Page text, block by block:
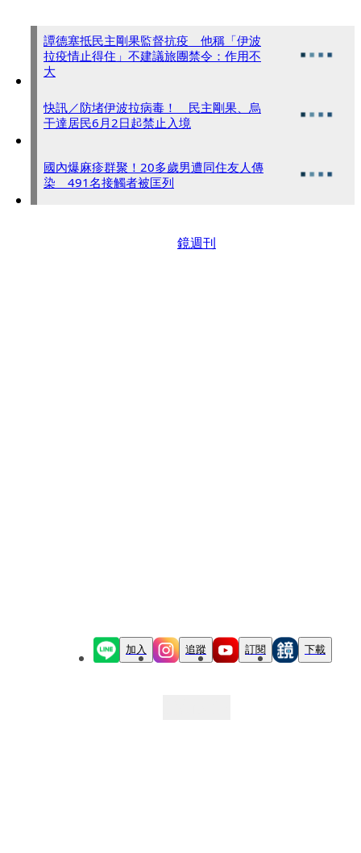
譚德塞抵民主剛果監督抗疫 他稱「伊波
拉疫情止得住」不建議旅團禁令：作用不
大
快訊／防堵伊波拉病毒！ 民主剛果、烏
干達居民6月2日起禁止入境
國內爆麻疹群聚！20多歲男遭同住友人傳
染 491名接觸者被匡列
鏡週刊
加入 追蹤 訂閱 下載